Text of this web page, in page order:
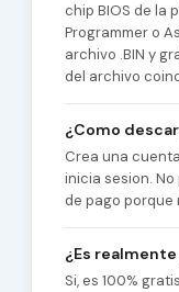
chip BIOS de la
Programmer o
archivo .BIN y
del archivo
¿Como
Crea una
inicia sesion.
de pago porque
¿Es
Si, es 100%